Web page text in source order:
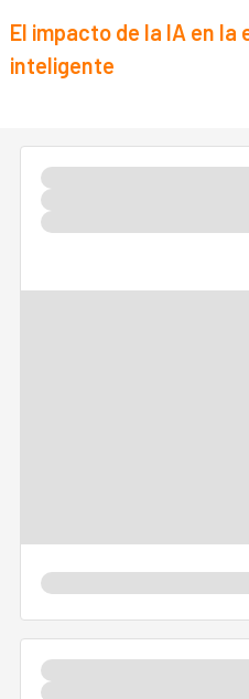
El impacto de la IA en
inteligente